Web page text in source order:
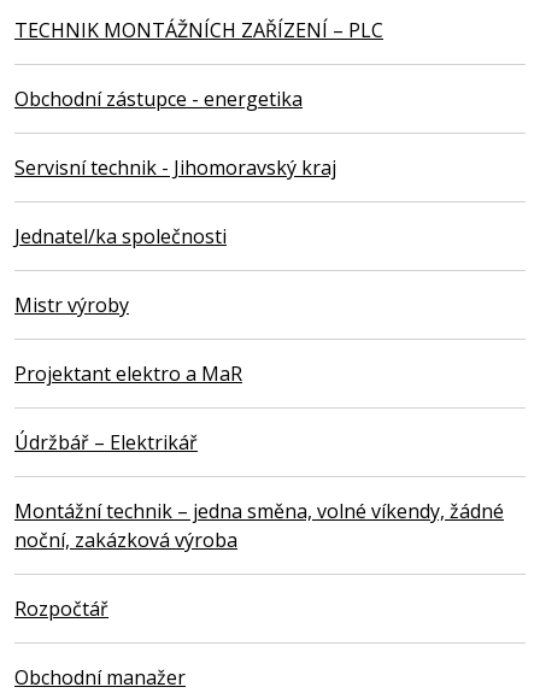
TECHNIK MONTÁŽNÍCH ZAŘÍZENÍ – PLC
Obchodní zástupce - energetika
Servisní technik - Jihomoravský kraj
Jednatel/ka společnosti
Mistr výroby
Projektant elektro a MaR
Údržbář – Elektrikář
Montážní technik – jedna směna, volné víkendy, žádné
noční, zakázková výroba
Rozpočtář
Obchodní manažer